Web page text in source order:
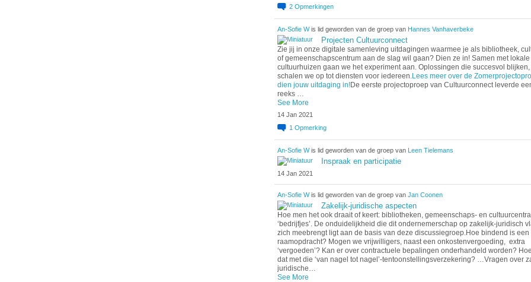
2 Opmerkingen
An-Sofie Wis lid geworden van de groep van Hannes Vanhaverbeke
Projecten Cultuurconnect
Zie jij in onze digitale samenleving uitdagingen waarmee je als bibliotheek,
of gemeenschapscentrum aan de slag wil gaan? Dien ze in! Samen met lokale
cultuurhuizen gaan we het experiment aan. Oplossingen die succesvol blijken,
schalen we op tot diensten voor iedereen.Lees meer over de
dien jouw uitdaging in!De eerste projectoproep van Cultuurconnect leverde
reeks …
See More
14 Jan 2021
1 Opmerking
An-Sofie Wis lid geworden van de groep van Leen Tielemans
Inspraak en participatie
14 Jan 2021
An-Sofie Wis lid geworden van de groep van Jan Coonen
Zakelijk-juridische aspecten
Hoe men het ook draait of keert: bibliotheken, gemeenschaps- en
‘bedrijfjes’. De onduidelijkheid die dit ondernemerschap op zakelijk-juridisch
zich meebrengt ligt aan de basis van deze discussiegroep.Hoe bindend is een
raamopdracht? Mogen we vrijwilligers, naast een onkostenvergoeding, extra
‘vergoeden’? Kan er over contractuele bepalingen onderhandeld worden?
dat met die ‘van nagel tot nagel’-tentoonstellingsverzekering? …Vragen over
juridische…
See More